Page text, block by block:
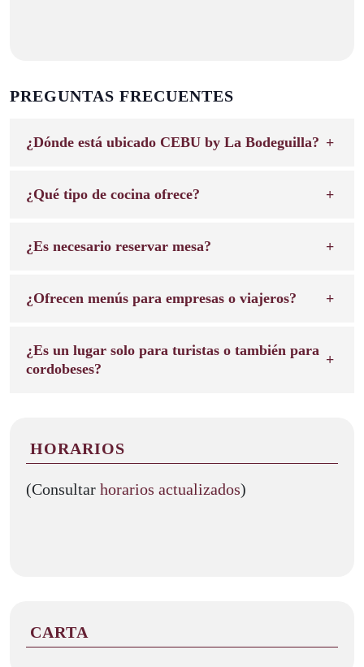
PREGUNTAS FRECUENTES
¿Dónde está ubicado CEBU by La Bodeguilla?
¿Qué tipo de cocina ofrece?
¿Es necesario reservar mesa?
¿Ofrecen menús para empresas o viajeros?
¿Es un lugar solo para turistas o también para
cordobeses?
HORARIOS
(Consultar horarios actualizados)
CARTA